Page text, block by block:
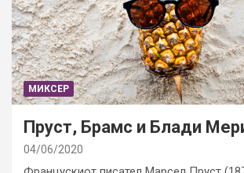
МИКСЕР
Пруст, Брамс и Блади
04/06/2020